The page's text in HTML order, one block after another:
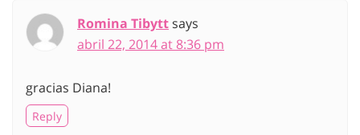
Romina Tibyttsays
abril 22, 2014 at 8:36 pm
gracias Diana!
Reply